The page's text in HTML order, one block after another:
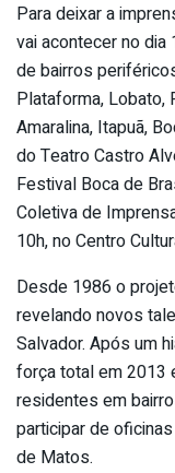
Para deixar a
vai acontecer no
de bairros
Plataforma, Lobato,
Amaralina, Itapuã,
do Teatro Castro
Festival Boca de
Coletiva de
10h, no Centro
Desde 1986 o
revelando novos
Salvador. Após um
força total em 2013
residentes em
participar de
de Matos.